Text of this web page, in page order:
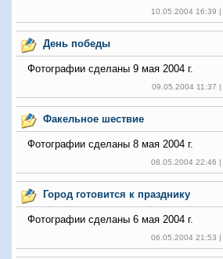
10.05.2004 16:39 |
День победы
Фотографии сделаны 9 мая 2004 г.
09.05.2004 11:37 |
Факельное шествие
Фотографии сделаны 8 мая 2004 г.
08.05.2004 22:46 |
Город готовится к празднику
Фотографии сделаны 6 мая 2004 г.
06.05.2004 21:53 |